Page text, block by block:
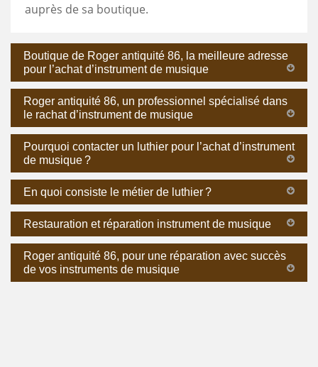
auprès de sa boutique.
Boutique de Roger antiquité 86, la meilleure adresse
pour l’achat d’instrument de musique
Roger antiquité 86, un professionnel spécialisé dans
le rachat d’instrument de musique
Pourquoi contacter un luthier pour l’achat d’instrument
de musique ?
En quoi consiste le métier de luthier ?
Restauration et réparation instrument de musique
Roger antiquité 86, pour une réparation avec succès
de vos instruments de musique